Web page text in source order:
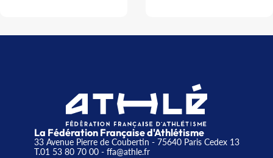
La Fédération Française d'Athlétisme
33 Avenue Pierre de Coubertin - 75640 Paris Cedex 13
T.01 53 80 70 00- ffa@athle.fr